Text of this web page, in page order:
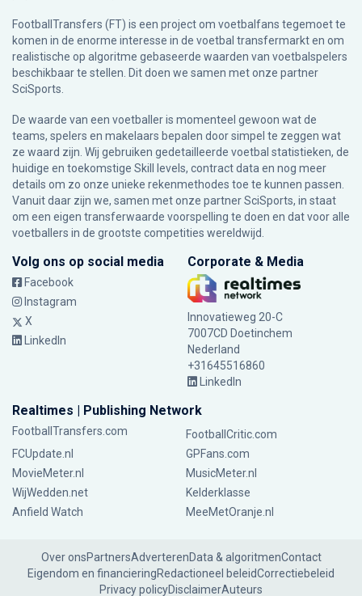
FootballTransfers (FT) is een project om voetbalfans tegemoet te
komen in de enorme interesse in de voetbal transfermarkt en om
realistische op algoritme gebaseerde waarden van voetbalspelers
beschikbaar te stellen. Dit doen we samen met onze partner
SciSports.
De waarde van een voetballer is momenteel gewoon wat de
teams, spelers en makelaars bepalen door simpel te zeggen wat
ze waard zijn. Wij gebruiken gedetailleerde voetbal statistieken, de
huidige en toekomstige Skill levels, contract data en nog meer
details om zo onze unieke rekenmethodes toe te kunnen passen.
Vanuit daar zijn we, samen met onze partner SciSports, in staat
om een eigen transferwaarde voorspelling te doen en dat voor alle
voetballers in de grootste competities wereldwijd.
Volg ons op social media
Facebook
Instagram
X
LinkedIn
Corporate & Media
Innovatieweg 20-C
7007CD Doetinchem
Nederland
+31645516860
LinkedIn
Realtimes | Publishing Network
FootballTransfers.com
FootballCritic.com
FCUpdate.nl
GPFans.com
MovieMeter.nl
MusicMeter.nl
WijWedden.net
Kelderklasse
Anfield Watch
MeeMetOranje.nl
Over onsPartnersAdverterenData & algoritmenContact
Eigendom en financieringRedactioneel beleidCorrectiebeleid
Privacy policyDisclaimerAuteurs